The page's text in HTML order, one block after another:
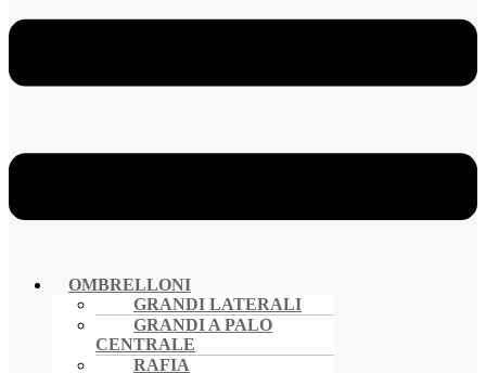
OMBRELLONI
GRANDI LATERALI
GRANDI A PALO
CENTRALE
RAFIA